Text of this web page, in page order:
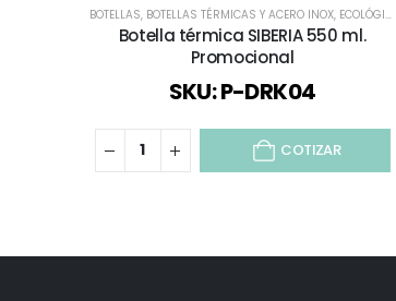
BOTELLAS, BOTELLAS TÉRMICAS Y ACERO INOX, ECOLÓGICOS Y SUSTENTABLES
Botella térmica SIBERIA 550 ml.
Promocional
SKU: P-DRK04
COTIZAR